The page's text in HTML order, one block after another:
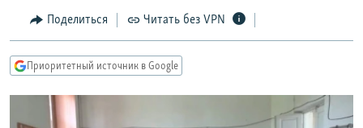
Вернутся
главной
навигации
Вернутся
МНЕНИЯ
IDEL.РЕАЛИИ
КАВКАЗ.РЕАЛИИ
Поделиться Читать без VPN
Приоритетный источник в Google